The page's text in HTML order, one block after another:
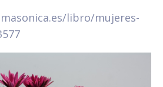
libro/mujeres-